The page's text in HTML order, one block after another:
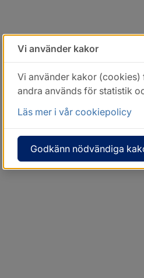
Vi använder kakor
Vi använder kakor (cookies)
andra används för statistik
Läs mer i vår cookiepolicy
Godkänn nödvändiga